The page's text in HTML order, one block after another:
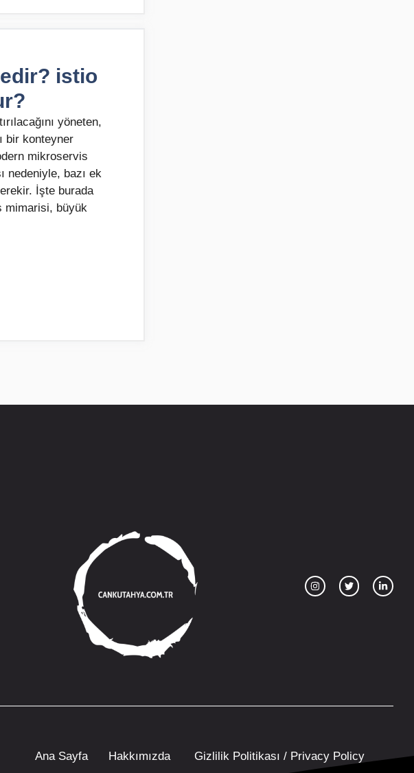
istio
yöneten,
bir konteyner
mikroservis
nedeniyle, bazı ek
İşte burada
mimarisi, büyük
Ana Sayfa Hakkımızda Gizlilik Politikası / Privacy Policy